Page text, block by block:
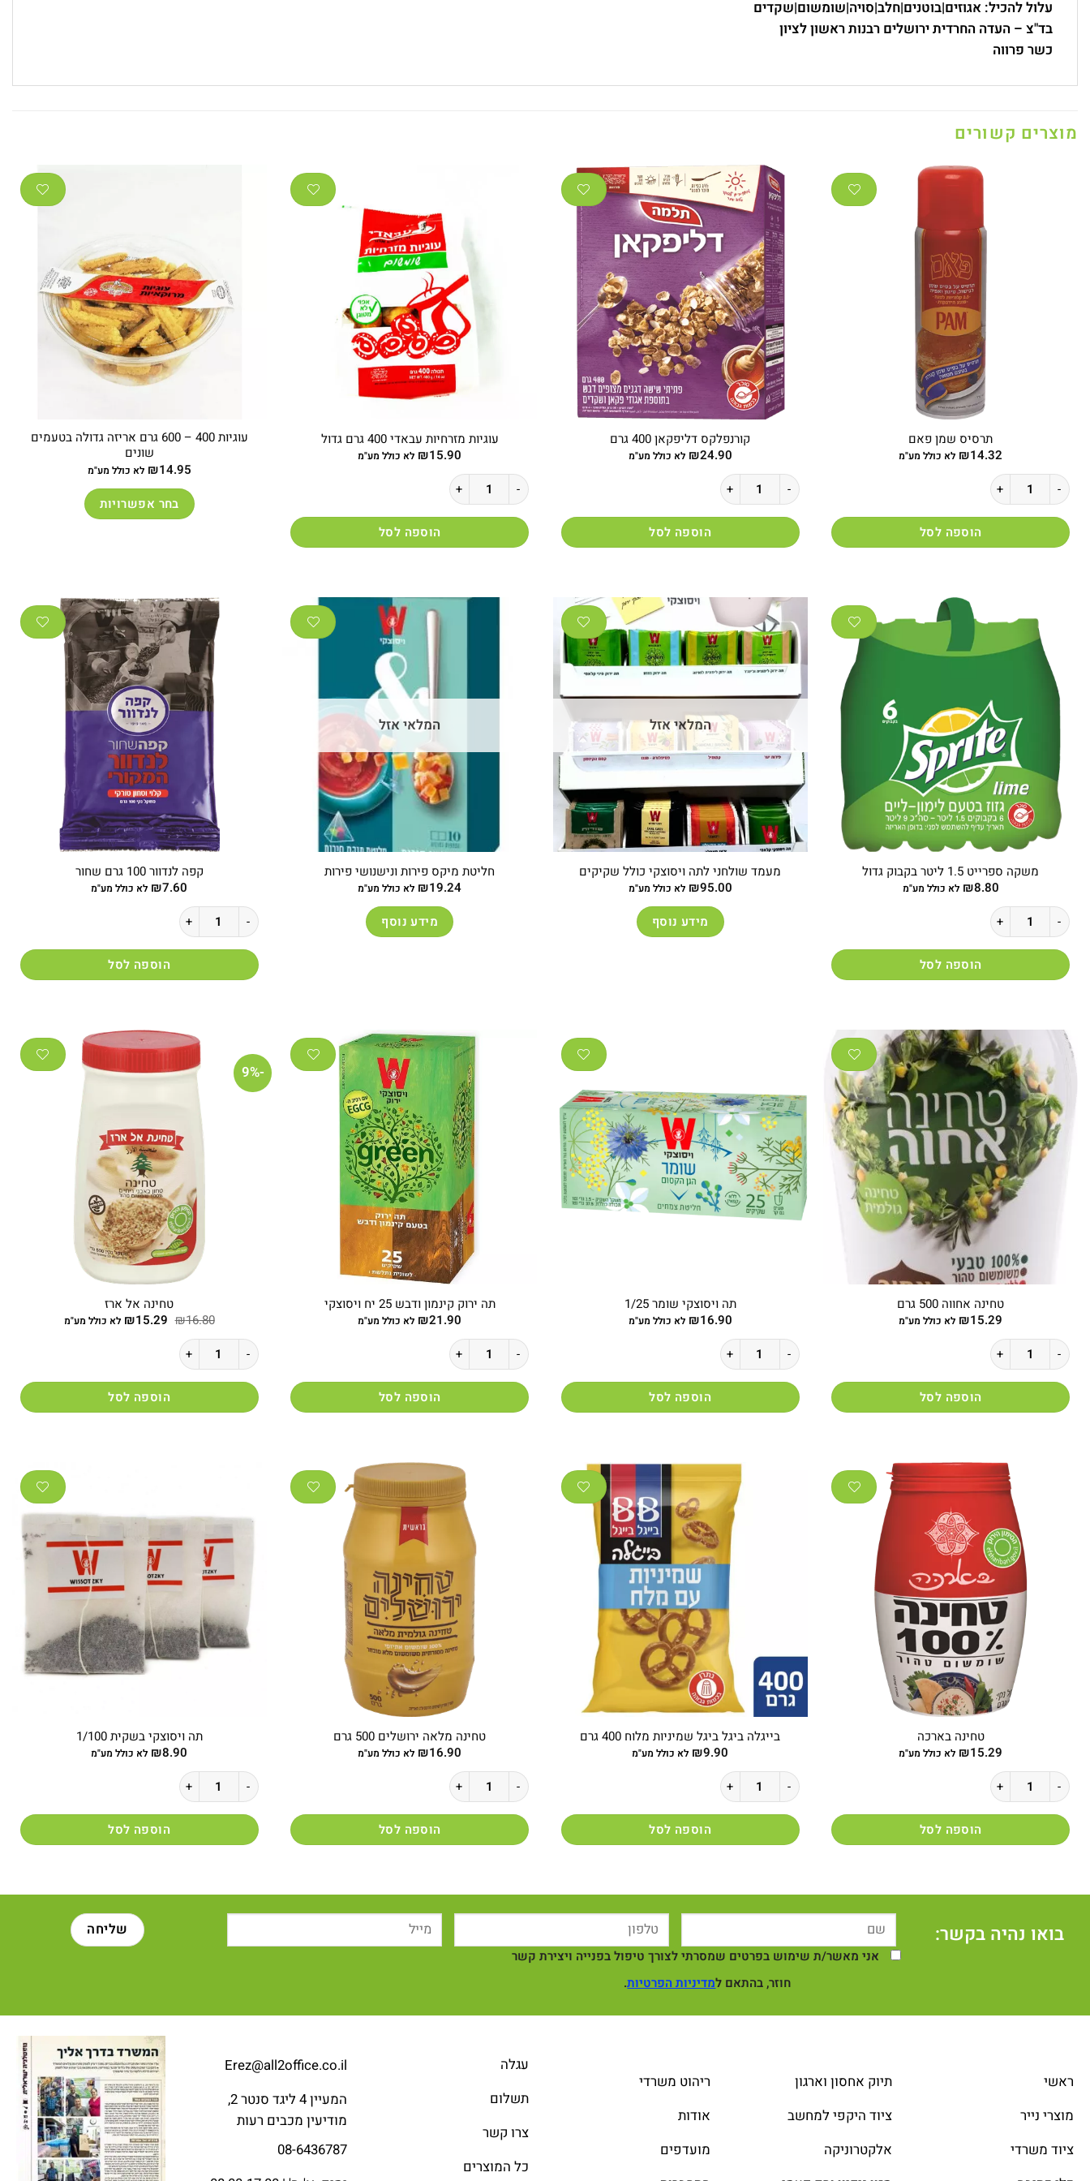
עלול להכיל: אגוזים|בוטנים|חלב|סויה|שומשום|שקדים
בד"צ – העדה החרדית ירושלים רבנות ראשון לציון
כשר פרווה
מוצרים קשורים
תרסיס שמן פאם
₪14.32 לא כולל מע"מ
כמות של תרסיס שמן פאם
הוספה לסל
קורנפלקס דליפקאן 400 גרם
₪24.90 לא כולל מע"מ
כמות של קורנפלקס דליפקאן 400 גרם
הוספה לסל
עוגיות מזרחיות עבאדי 400 גרם גדול
₪15.90 לא כולל מע"מ
כמות של עוגיות מזרחיות עבאדי 400 גרם גדול
הוספה לסל
עוגיות 400 – 600 גרם אריזה גדולה בטעמים
שונים
₪14.95 לא כולל מע"מ
בחר אפשרויות
סוגים.
ניתן
לבחור
את
האפשרויות
בעמוד
המוצר
משקה ספרייט 1.5 ליטר בקבוק גדול
₪8.80 לא כולל מע"מ
כמות של משקה ספרייט 1.5 ליטר בקבוק גדול
הוספה לסל
המלאי אזל
מעמד שולחני לתה ויסוצקי כולל שקיקים
₪95.00 לא כולל מע"מ
מידע נוסף
המלאי אזל
חליטת מיקס פירות ונישנושי פירות
₪19.24 לא כולל מע"מ
מידע נוסף
קפה לנדוור 100 גרם שחור
₪7.60 לא כולל מע"מ
כמות של קפה לנדוור 100 גרם שחור
הוספה לסל
טחינה אחווה 500 גרם
₪15.29 לא כולל מע"מ
כמות של טחינה אחווה 500 גרם
הוספה לסל
תה ויסוצקי שומר 1/25
₪16.90 לא כולל מע"מ
כמות של תה ויסוצקי שומר 1/25
הוספה לסל
תה ירוק קינמון ודבש 25 יח ויסוצקי
₪21.90 לא כולל מע"מ
כמות של תה ירוק קינמון ודבש 25 יח ויסוצקי
הוספה לסל
-9%
טחינה אל ארז
₪16.80 המחיר₪15.29 המחיר
לא כולל מע"מ
כמות של טחינה אל ארז
הוספה לסל
טחינה בארכה
₪15.29 לא כולל מע"מ
כמות של טחינה בארכה
הוספה לסל
בייגלה ביגל ביגל שמיניות מלוח 400 גרם
₪9.90 לא כולל מע"מ
כמות של בייגלה ביגל ביגל שמיניות מלוח 400 גרם
הוספה לסל
טחינה מלאה ירושלים 500 גרם
₪16.90 לא כולל מע"מ
כמות של טחינה מלאה ירושלים 500 גרם
הוספה לסל
תה ויסוצקי בשקית 1/100
₪8.90 לא כולל מע"מ
כמות של תה ויסוצקי בשקית 1/100
הוספה לסל
בואו נהיה בקשר:
אני מאשר/ת שימוש בפרטים שמסרתי לצורך טיפול בפנייה ויצירת קשר
חוזר, בהתאם למדיניות הפרטיות.
ראשי
מוצרי נייר
ציוד משרדי
תיוק אחסון וארגון
ציוד היקפי למחשב
אלקטרוניקה
ריהוט משרדי
אודות
מועדפים
עגלה
תשלום
צרו קשר
כל המוצרים
Erez@all2office.co.il
המעיין 4 ליגד סנטר 2,
מודיעין מכבים רעות
08-6436787